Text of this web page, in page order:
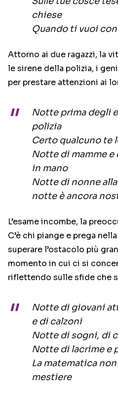
chiese
Quando ti vuoi
Attorno ai due ragazzi, la
le sirene della polizia, i
per prestare attenzioni ai
Notte prima degli
polizia
Certo qualcuno te
Notte di mamme
in mano
Notte di nonne
notte è ancora
L’esame incombe, la
C’è chi piange e prega
superare l’ostacolo più
momento in cui ci si
riflettendo sulle sfide che
Notte di giovani
e di calzoni
Notte di sogni, di
Notte di lacrime e
La matematica
mestiere